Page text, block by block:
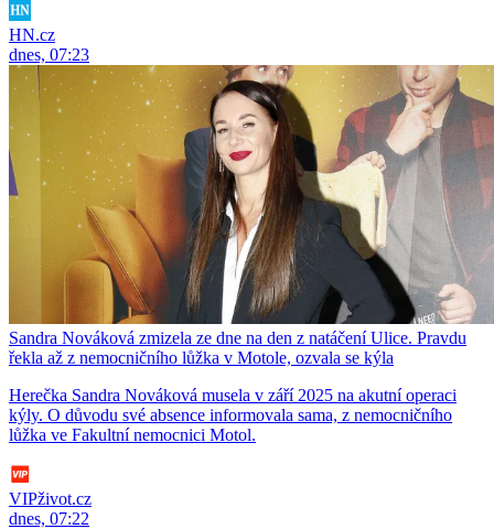
HN.cz
dnes, 07:23
Sandra Nováková zmizela ze dne na den z natáčení Ulice. Pravdu
řekla až z nemocničního lůžka v Motole, ozvala se kýla
Herečka Sandra Nováková musela v září 2025 na akutní operaci
kýly. O důvodu své absence informovala sama, z nemocničního
lůžka ve Fakultní nemocnici Motol.
VIPživot.cz
dnes, 07:22